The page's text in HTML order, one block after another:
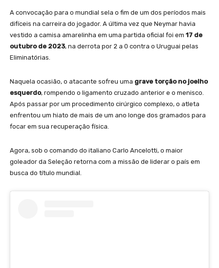
A convocação para o mundial sela o fim de um dos períodos mais
difíceis na carreira do jogador. A última vez que Neymar havia
vestido a camisa amarelinha em uma partida oficial foi em 17 de
outubro de 2023, na derrota por 2 a 0 contra o Uruguai pelas
Eliminatórias.
Naquela ocasião, o atacante sofreu uma grave torção no joelho
esquerdo, rompendo o ligamento cruzado anterior e o menisco.
Após passar por um procedimento cirúrgico complexo, o atleta
enfrentou um hiato de mais de um ano longe dos gramados para
focar em sua recuperação física.
Agora, sob o comando do italiano Carlo Ancelotti, o maior
goleador da Seleção retorna com a missão de liderar o país em
busca do título mundial.